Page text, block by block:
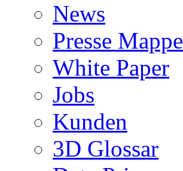
News
Presse Mappe
White Paper
Jobs
Kunden
3D Glossar